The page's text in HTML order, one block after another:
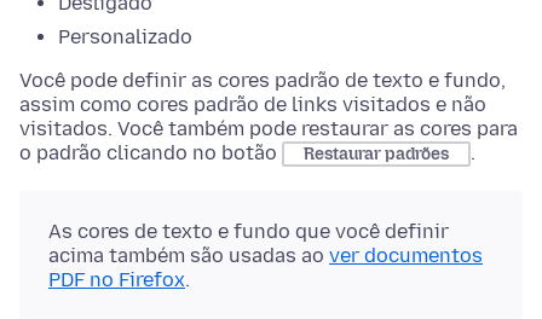
Personalizado
Você pode definir as cores padrão de texto e fundo,
assim como cores padrão de links visitados e não
visitados. Você também pode restaurar as cores para
o padrão clicando no botão
Restaurar padrões .
As cores de texto e fundo que você definir
acima também são usadas ao ver documentos
PDF no Firefox.